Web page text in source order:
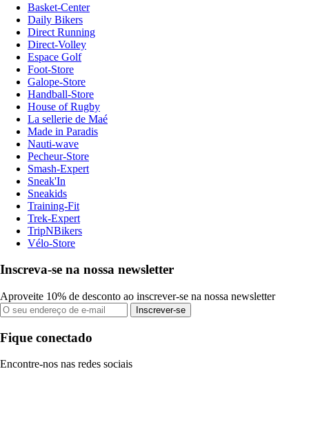
Basket-Center
Daily Bikers
Direct Running
Direct-Volley
Espace Golf
Foot-Store
Galope-Store
Handball-Store
House of Rugby
La sellerie de Maé
Made in Paradis
Nauti-wave
Pecheur-Store
Smash-Expert
Sneak'In
Sneakids
Training-Fit
Trek-Expert
TripNBikers
Vélo-Store
Inscreva-se na nossa newsletter
Aproveite 10% de desconto ao inscrever-se na nossa newsletter
Inscrever-se
Fique conectado
Encontre-nos nas redes sociais